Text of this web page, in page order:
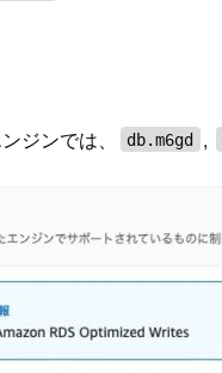
ジンでは、 db.m6gd ,